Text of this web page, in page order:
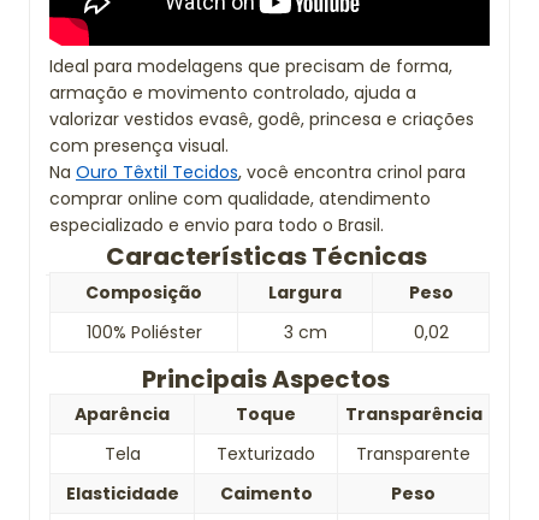
Ideal para modelagens que precisam de forma,
armação e movimento controlado, ajuda a
valorizar vestidos evasê, godê, princesa e criações
com presença visual.
Na Ouro Têxtil Tecidos, você encontra crinol para
comprar online com qualidade, atendimento
especializado e envio para todo o Brasil.
Características Técnicas
Composição Largura
Peso
100% Poliéster
3 cm 0,02
Principais Aspectos
Aparência Toque
Transparência
Tela
Texturizado
Transparente
Elasticidade
Caimento
Peso